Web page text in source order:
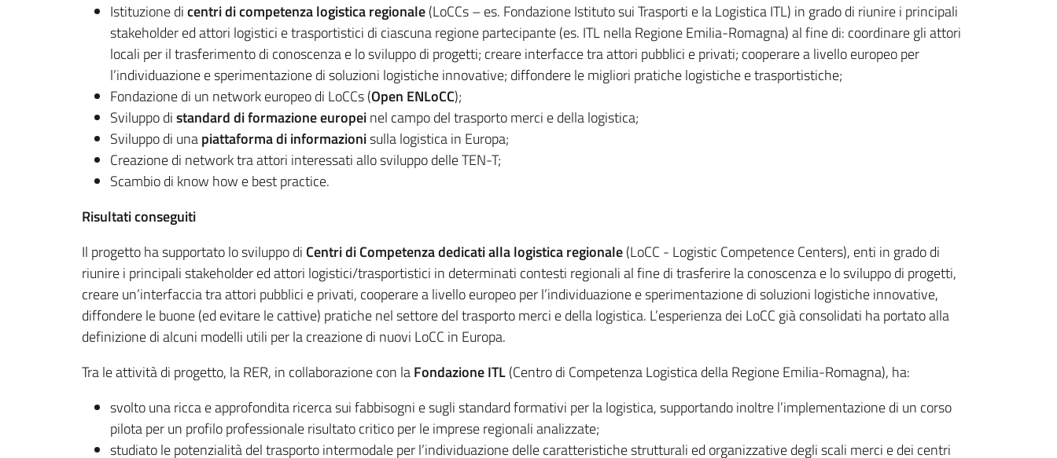
Istituzione dicentri di competenza logistica regionale(LoCCs – es. Fondazione Istituto sui Trasporti e la Logistica ITL) in grado di riunire i principali
stakeholder ed attori logistici e trasportistici di ciascuna regione partecipante (es. ITL nella Regione Emilia-Romagna) al fine di: coordinare gli attori
locali per il trasferimento di conoscenza e lo sviluppo di progetti; creare interfacce tra attori pubblici e privati; cooperare a livello europeo per
l’individuazione e sperimentazione di soluzioni logistiche innovative; diffondere le migliori pratiche logistiche e trasportistiche;
Fondazione di un network europeo di LoCCs (Open ENLoCC);
Sviluppo distandard di formazione europeinel campo del trasporto merci e della logistica;
Sviluppo di unapiattaforma di informazionisulla logistica in Europa;
Creazione di network tra attori interessati allo sviluppo delle TEN-T;
Scambio di know how e best practice.
Risultati conseguiti
Il progetto ha supportato lo sviluppo di Centri di Competenza dedicati alla logistica regionale(LoCC - Logistic Competence Centers), enti in grado di
riunire i principali stakeholder ed attori logistici/trasportistici in determinati contesti regionali al fine di trasferire la conoscenza e lo sviluppo di progetti,
creare un’interfaccia tra attori pubblici e privati, cooperare a livello europeo per l’individuazione e sperimentazione di soluzioni logistiche innovative,
diffondere le buone (ed evitare le cattive) pratiche nel settore del trasporto merci e della logistica. L’esperienza dei LoCC già consolidati ha portato alla
definizione di alcuni modelli utili per la creazione di nuovi LoCC in Europa.
Tra le attività di progetto, la RER, in collaborazione con laFondazione ITL(Centro di Competenza Logistica della Regione Emilia-Romagna), ha:
svolto una ricca e approfondita ricerca sui fabbisogni e sugli standard formativi per la logistica, supportando inoltre l’implementazione di un corso
pilota per un profilo professionale risultato critico per le imprese regionali analizzate;
studiato le potenzialità del trasporto intermodale per l’indi­viduazione delle caratteristiche strutturali ed organizzative degli scali merci e dei centri